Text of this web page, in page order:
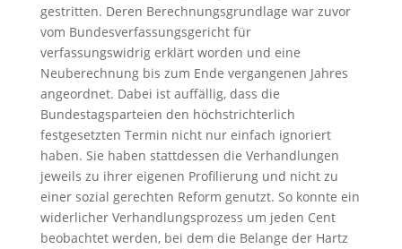
gestritten. Deren Berechnungsgrundlage war zuvor
vom Bundesverfassungsgericht für
verfassungswidrig erklärt worden und eine
Neuberechnung bis zum Ende vergangenen Jahres
angeordnet. Dabei ist auffällig, dass die
Bundestagsparteien den höchstrichterlich
festgesetzten Termin nicht nur einfach ignoriert
haben. Sie haben stattdessen die Verhandlungen
jeweils zu ihrer eigenen Profilierung und nicht zu
einer sozial gerechten Reform genutzt. So konnte ein
widerlicher Verhandlungsprozess um jeden Cent
beobachtet werden, bei dem die Belange der Hartz